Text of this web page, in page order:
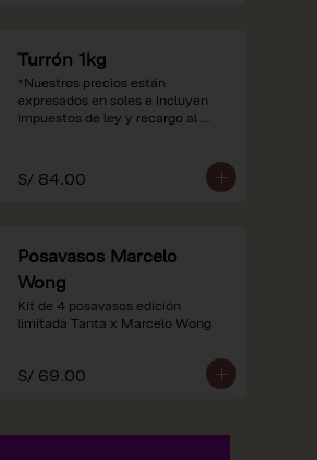
Turrón 1kg
*Nuestros precios están
expresados en soles e incluyen
impuestos de ley y recargo al
S/ 84.00
Posavasos Marcelo
Wong
Kit de 4 posavasos edición
limitada Tanta x Marcelo Wong
S/ 69.00